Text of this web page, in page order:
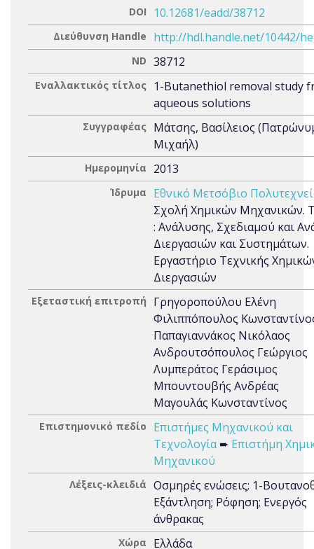
DOI 10.12681/eadd/38712
Διεύθυνση Handle http://hdl.handle.net/10442/
ND 38712
Εναλλακτικός τίτλος
1-Butanethiol removal study
aqueous solutions
Συγγραφέας Μάτσης, Βασίλειος
Μιχαήλ)
Ημερομηνία 2013
Ίδρυμα
Εθνικό Μετσόβιο
Σχολή Χημικών Μηχανικών.
: Ανάλυσης, Σχεδιαμού και
Διεργασιών και Συστημάτων.
Εργαστήριο Τεχνικής
Διεργασιών
Εξεταστική επιτροπή
Γρηγοροπούλου Ελένη
Φιλιππόπουλος
Παπαγιαννάκος Νικόλαος
Ανδρουτσόπουλος Γεώργιος
Λυμπεράτος Γεράσιμος
Μπουντουβής Ανδρέας
Μαγουλάς Κωνσταντίνος
Επιστημονικό πεδίο
Επιστήμες Μηχανικού και
Τεχνολογία➨ Επιστήμη
Μηχανικού
Λέξεις-κλειδιά Οσμηρές ενώσεις; 1-
Εξάντληση; Ρόφηση; Ενεργός
άνθρακας
Χώρα Ελλάδα